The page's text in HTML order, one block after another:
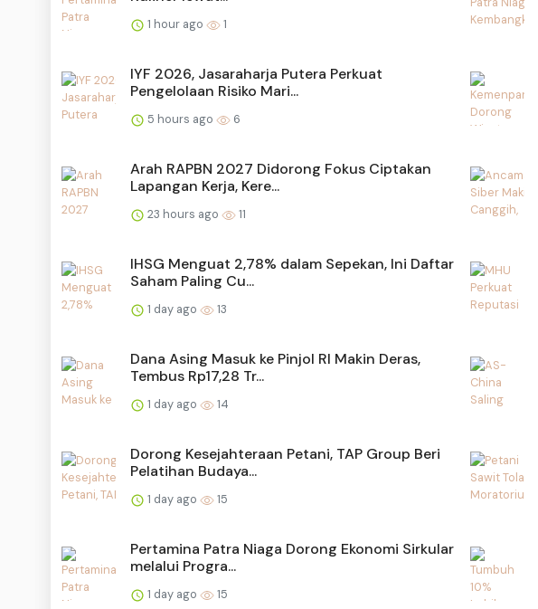
1 hour ago 1
IYF 2026, Jasaraharja Putera Perkuat
Pengelolaan Risiko Mari...
5 hours ago 6
Arah RAPBN 2027 Didorong Fokus Ciptakan
Lapangan Kerja, Kere...
23 hours ago 11
IHSG Menguat 2,78% dalam Sepekan, Ini Daftar
Saham Paling Cu...
1 day ago 13
Dana Asing Masuk ke Pinjol RI Makin Deras,
Tembus Rp17,28 Tr...
1 day ago 14
Dorong Kesejahteraan Petani, TAP Group Beri
Pelatihan Budaya...
1 day ago 15
Pertamina Patra Niaga Dorong Ekonomi Sirkular
melalui Progra...
1 day ago 15